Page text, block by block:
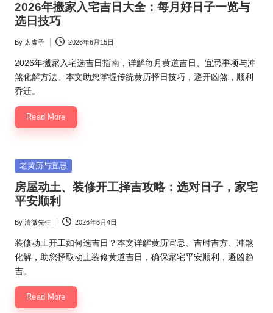
2026年搬家入宅吉日大全：每月好日子一览与
选日技巧
Posted
by
By 太虚子 2026年6月15日
2026年搬家入宅选吉日指南，详解每月黄道吉日、宜忌事项与冲
煞化解方法。本文助您掌握传统黄历择日技巧，避开凶煞，顺利
乔迁。
Read More
Posted
老黄历与宜忌
房屋动土、装修开工择吉攻略：选对日子，家宅
平安顺利
Posted
by
By 清微先生 2026年6月4日
装修动土开工如何选吉日？本文详解黄历宜忌、吉时吉方、冲煞
化解，助您择取动土装修黄道吉日，确保家宅平安顺利，避凶趋
吉。
Read More